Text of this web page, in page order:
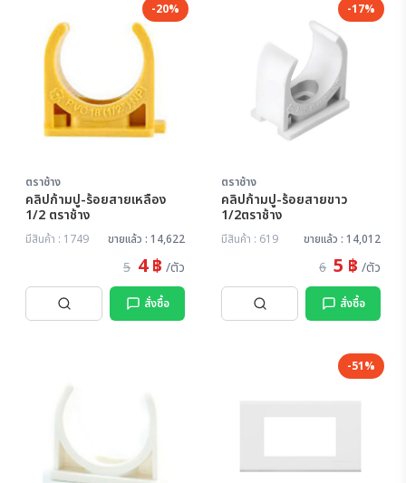
-20%
ตราช้าง
คลิปก้ามปู-ร้อยสายเหลือง
1/2 ตราช้าง
มีสินค้า : 1749 ขายแล้ว : 14,622
5 4 ฿ /ตัว
สั่งซื้อ
-17%
ตราช้าง
คลิปก้ามปู-ร้อยสายขาว
1/2ตราช้าง
มีสินค้า : 619 ขายแล้ว : 14,012
6 5 ฿ /ตัว
สั่งซื้อ
-51%